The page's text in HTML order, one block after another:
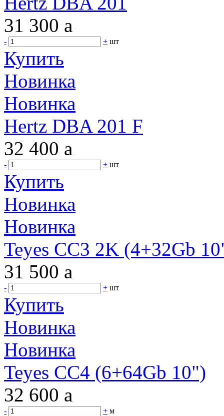
31 300 a
- + шт
Купить
Новинка
Новинка
Hertz DBA 201 F
32 400 a
- + шт
Купить
Новинка
Новинка
Teyes CC3 2K (4+32Gb
31 500 a
- + шт
Купить
Новинка
Новинка
Teyes CC4 (6+64Gb 10")
32 600 a
- + м